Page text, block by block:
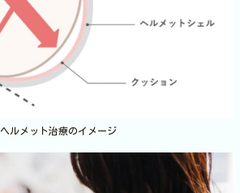
ヘルメット治療のイメージ